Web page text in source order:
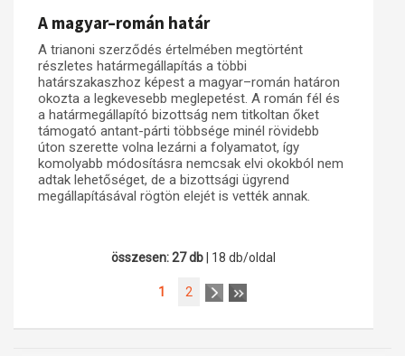
A magyar–román határ
A trianoni szerződés értelmében megtörtént
részletes határmegállapítás a többi
határszakaszhoz képest a magyar–román határon
okozta a legkevesebb meglepetést. A román fél és
a határmegállapító bizottság nem titkoltan őket
támogató antant-párti többsége minél rövidebb
úton szerette volna lezárni a folyamatot, így
komolyabb módosításra nemcsak elvi okokból nem
adtak lehetőséget, de a bizottsági ügyrend
megállapításával rögtön elejét is vették annak.
összesen: 27 db | 18 db/oldal
1 2